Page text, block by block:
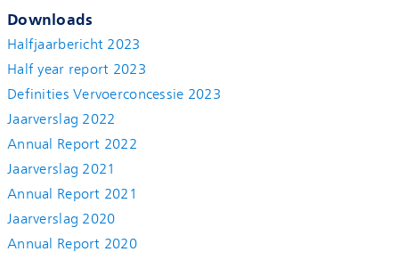
Downloads
Halfjaarbericht 2023
Half year report 2023
Definities Vervoerconcessie 2023
Jaarverslag 2022
Annual Report 2022
Jaarverslag 2021
Annual Report 2021
Jaarverslag 2020
Annual Report 2020